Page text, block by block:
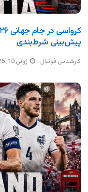
پیش‌بینی شرط‌بندی
کارشناس فوتبال ژوئن 10, 2026